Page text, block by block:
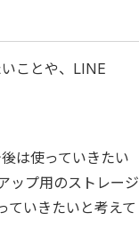
ことや、LINE
は使っていきたい
ップ用のストレージ
ていきたいと考えて